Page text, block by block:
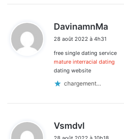
DavinamnMa
:
28 août 2022 à 4h31
free single dating service
mature interracial dating
dating website
chargement…
Vsmdvl